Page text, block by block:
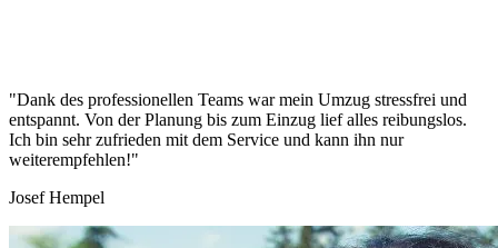
"Dank des professionellen Teams war mein Umzug stressfrei und
entspannt. Von der Planung bis zum Einzug lief alles reibungslos.
Ich bin sehr zufrieden mit dem Service und kann ihn nur
weiterempfehlen!"
Josef Hempel